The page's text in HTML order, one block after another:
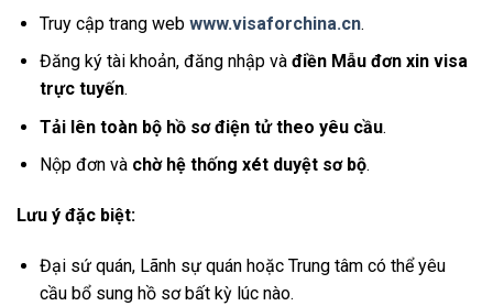
Truy cập trang web www.visaforchina.cn.
Đăng ký tài khoản, đăng nhập và điền Mẫu đơn xin visa
trực tuyến.
Tải lên toàn bộ hồ sơ điện tử theo yêu cầu.
Nộp đơn và chờ hệ thống xét duyệt sơ bộ.
Lưu ý đặc biệt:
Đại sứ quán, Lãnh sự quán hoặc Trung tâm có thể yêu
cầu bổ sung hồ sơ bất kỳ lúc nào.